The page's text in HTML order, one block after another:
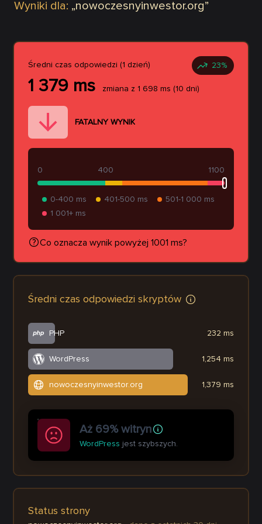
Wyniki dla: „nowoczesnyinwestor.org”
Średni czas odpowiedzi (1 dzień) 23%
1 379 ms zmiana z 1 698 ms (10 dni)
FATALNY WYNIK
400
0 1100
0-400 ms 401-500 ms
501-1 000 ms
1 001+ ms
Co oznacza wynik powyżej 1001 ms?
Średni czas odpowiedzi skryptów
PHP
WordPress
nowoczesnyinwestor.org
232 ms
1,254 ms
1,379 ms
Aż 69% witryn
WordPress jest szybszych.
Status strony